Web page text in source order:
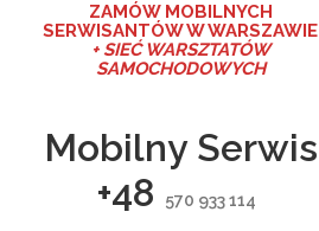
ZAMÓW MOBILNYCH
SERWISANTÓW W WARSZAWIE
+ SIEĆ WARSZTATÓW
SAMOCHODOWYCH
Mobilny Serwis
+48
570 933 114